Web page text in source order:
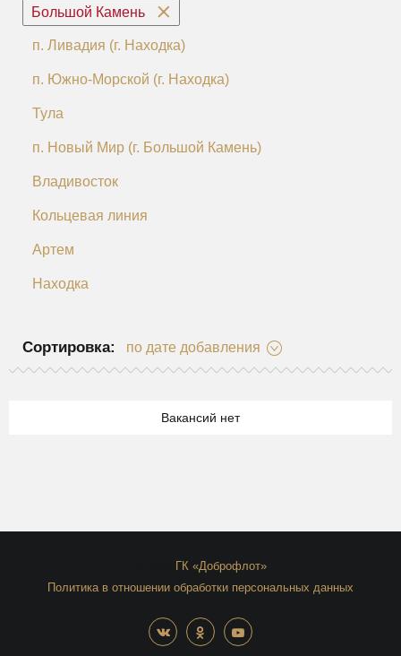
Большой Камень
п. Ливадия (г. Находка)
п. Южно-Морской (г. Находка)
Тула
п. Новый Мир (г. Большой Камень)
Владивосток
Кольцевая линия
Артем
Находка
Сортировка: по дате добавления
Вакансий нет
ГК «Доброфлот»
Политика в отношении обработки персональных данных